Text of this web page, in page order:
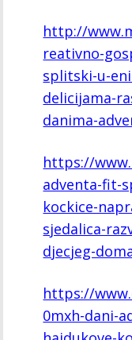
http://
reativno-
splitski-u-
delicijama-
danima-
https://
adventa-fit-
kockice-
sjedalica-
djecjeg-
https://
0mxh-dani-